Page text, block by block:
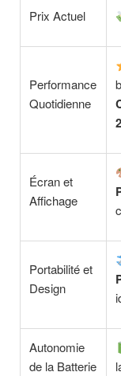
Prix Actuel
Performance
Quotidienne
Écran et
Affichage
Portabilité et
Design
Autonomie
de la Batterie